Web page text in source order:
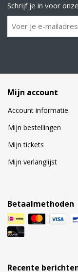
Schrijf je in voor
Mijn account
Account informatie
Mijn bestellingen
Mijn tickets
Mijn verlanglijst
Betaalmethoden
Recente